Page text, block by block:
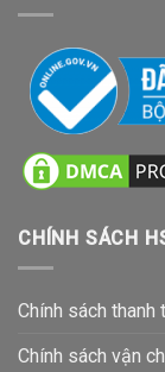
CHÍNH SÁCH
Chính sách thanh
Chính sách vận